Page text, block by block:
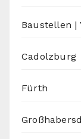
Baustellen |
Cadolzburg
Fürth